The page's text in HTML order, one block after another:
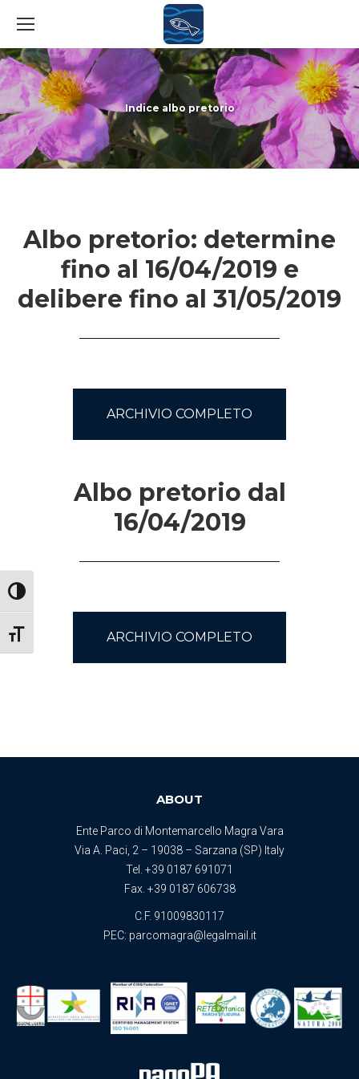
Attiva/disattiva alto contrasto
Attiva/disattiva dimensione testo
Indice albo pretorio
You are here:
Albo pretorio: determine
fino al 16/04/2019 e
delibere fino al 31/05/2019
ARCHIVIO COMPLETO
Albo pretorio dal
16/04/2019
ARCHIVIO COMPLETO
ABOUT
Ente Parco di Montemarcello Magra Vara
Via A. Paci, 2 – 19038 – Sarzana (SP) Italy
Tel. +39 0187 691071
Fax. +39 0187 606738
C.F. 91009830117
PEC: parcomagra@legalmail.it